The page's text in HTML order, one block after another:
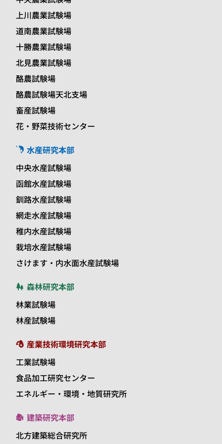
上川農業試験場
道南農業試験場
十勝農業試験場
北見農業試験場
酪農試験場
酪農試験場天北支場
畜産試験場
花・野菜技術センター
水産研究本部
中央水産試験場
函館水産試験場
釧路水産試験場
網走水産試験場
稚内水産試験場
栽培水産試験場
さけます・内水面水産試験場
森林研究本部
林業試験場
林産試験場
産業技術環境研究本部
工業試験場
食品加工研究センター
エネルギー・環境・地質研究所
建築研究本部
北方建築総合研究所